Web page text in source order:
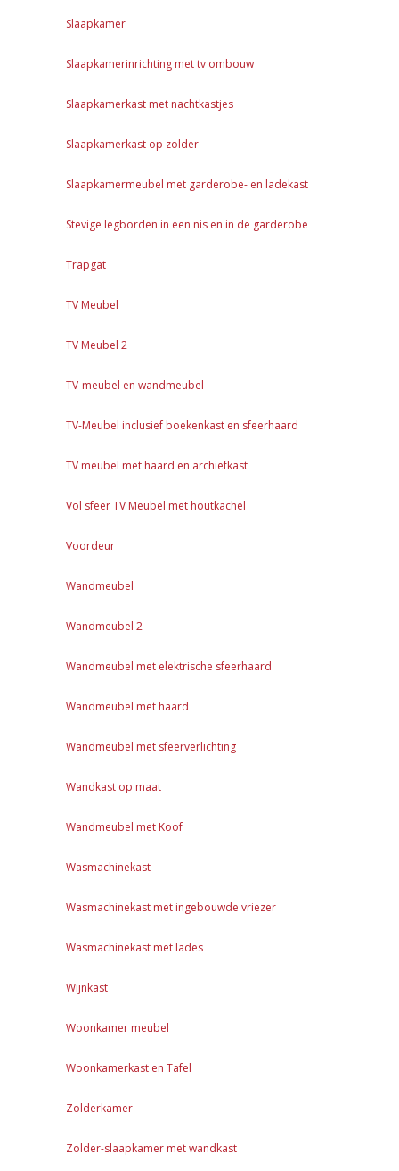
Slaapkamer
Slaapkamerinrichting met tv ombouw
Slaapkamerkast met nachtkastjes
Slaapkamerkast op zolder
Slaapkamermeubel met garderobe- en ladekast
Stevige legborden in een nis en in de garderobe
Trapgat
TV Meubel
TV Meubel 2
TV-meubel en wandmeubel
TV-Meubel inclusief boekenkast en sfeerhaard
TV meubel met haard en archiefkast
Vol sfeer TV Meubel met houtkachel
Voordeur
Wandmeubel
Wandmeubel 2
Wandmeubel met elektrische sfeerhaard
Wandmeubel met haard
Wandmeubel met sfeerverlichting
Wandkast op maat
Wandmeubel met Koof
Wasmachinekast
Wasmachinekast met ingebouwde vriezer
Wasmachinekast met lades
Wijnkast
Woonkamer meubel
Woonkamerkast en Tafel
Zolderkamer
Zolder-slaapkamer met wandkast